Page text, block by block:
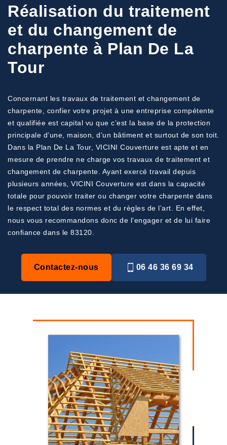
Réalisation du traitement
et du changement de
charpente à Plan De La
Tour
Concernant les travaux de traitement et changement de
charpente, confier votre projet à une entreprise compétente
et qualifiée est capital vu que c’est la base de la protection
principale d’une, maison, d’un bâtiment et surtout de son toit.
Dans la Plan De La Tour, VICINI Couverture est apte et en
mesure de prendre ne charge vos travaux de traitement et
changement de charpente. Ayant exercé travail depuis
plusieurs années, VICINI Couverture est dans la capacité
totale pour pouvoir traiter ou changer votre charpente dans
le respect total des normes et du règles de l’art. En effet,
nous vous recommandons donc de l’engager et de lui faire
confiance dans le 83120.
Contactez-nous 06 46 36 69 34